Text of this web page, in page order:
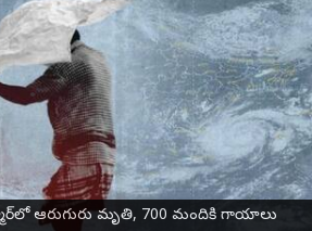
ఆరుగురు మృతి, 700 మందికి గాయాలు
700 మందికి
12:23 pm
మధ్యాహ్నం బంగ్లాదేశ్, సిట్వే